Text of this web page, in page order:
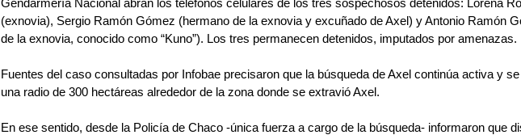
Gendarmería Nacional abran los teléfonos celulares de los tres sospechosos detenidos: Lorena
(exnovia), Sergio Ramón Gómez (hermano de la exnovia y excuñado de Axel) y Antonio Ramón
de la exnovia, conocido como “Kuno”). Los tres permanecen detenidos, imputados por amenazas.
Fuentes del caso consultadas por Infobae precisaron que la búsqueda de Axel continúa activa y
una radio de 300 hectáreas alrededor de la zona donde se extravió Axel.
En ese sentido, desde la Policía de Chaco -única fuerza a cargo de la búsqueda- informaron que